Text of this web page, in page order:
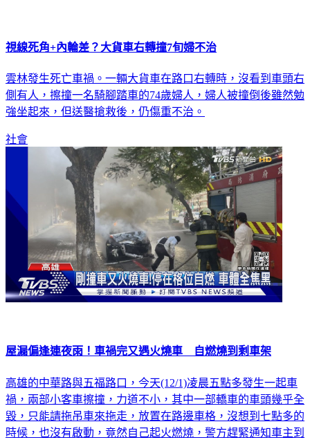
視線死角+內輪差？大貨車右轉撞7旬婦不治
雲林發生死亡車禍。一輛大貨車在路口右轉時，沒看到車頭右
側有人，擦撞一名騎腳踏車的74歲婦人，婦人被撞倒後雖然勉
強坐起來，但送醫搶救後，仍傷重不治。
社會
屋漏偏逢連夜雨！車禍完又遇火燒車 自燃燒到剩車架
高雄的中華路與五福路口，今天(12/1)凌晨五點多發生一起車
禍，兩部小客車擦撞，力道不小，其中一部轎車的車頭幾乎全
毀，只能請拖吊車來拖走，放置在路邊車格，沒想到七點多的
時候，也沒有啟動，竟然自己起火燃燒，警方趕緊通知車主到